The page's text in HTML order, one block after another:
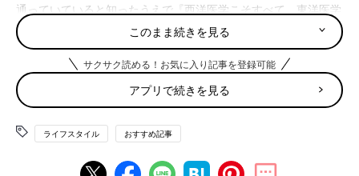
通っていていると知ったうえで『西洋医学こそすべて。東洋医学
をしている人は無理』『スイミングは髪に悪いし、変な親が多
い』と、言われました。
言われた瞬間、私は『忘れているのかな？ 』と、聞き流します
が、夜になると必ず『ごめん、◯◯（私の名前）ちゃんのことを
否定したわけじゃない。人は人だから』と、フォローメールが届
ましたが、何回もあるので本音なのか建前なのかわからず、今回
さすがに疲れました。このママ友の心理はなんなんでしょうか」
このまま続きを見る
サクサク読める！お気に入り記事を登録可能
アプリで続きを見る
ライフスタイル おすすめ記事